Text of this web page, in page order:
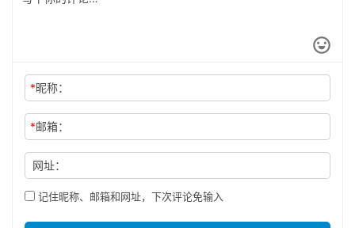
*昵称：
*邮箱：
网址：
记住昵称、邮箱和网址，下次评论免输入